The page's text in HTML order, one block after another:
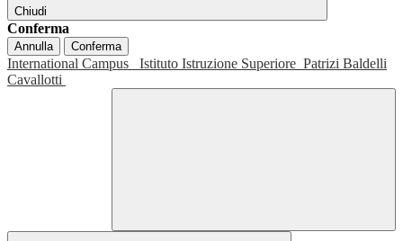
Chiudi
Conferma
Annulla Conferma
International Campus Istituto Istruzione Superiore Patrizi Baldelli
Cavallotti